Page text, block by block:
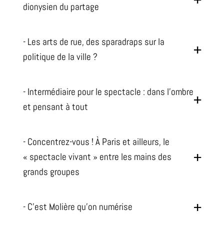
dionysien du partage
- Les arts de rue, des sparadraps sur la
politique de la ville ?
- Intermédiaire pour le spectacle : dans l'ombre
et pensant à tout
- Concentrez-vous ! À Paris et ailleurs, le
« spectacle vivant » entre les mains des
grands groupes
- C’est Molière qu’on numérise